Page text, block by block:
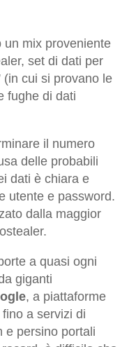
un mix proveniente
set di dati per
(in cui si provano le
fughe di dati
il numero
delle probabili
dati è chiara e
utente e password.
dalla maggior
a quasi ogni
giganti
, a piattaforme
a servizi di
e persino portali